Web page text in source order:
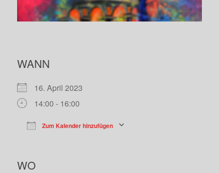
WANN
16. April 2023
14:00 - 16:00
Zum Kalender hinzufügen
WO